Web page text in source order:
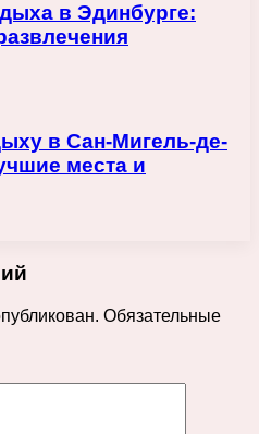
в Эдинбурге:
в Сан-Мигель-де-
места и
Обязательные